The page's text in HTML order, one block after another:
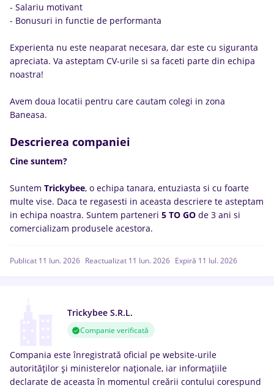
- Salariu motivant
- Bonusuri in functie de performanta
Experienta nu este neaparat necesara, dar este cu siguranta
apreciata. Va asteptam CV-urile si sa faceti parte din echipa
noastra!
Avem doua locatii pentru care cautam colegi in zona
Baneasa.
Descrierea companiei
Cine suntem?
Suntem Trickybee, o echipa tanara, entuziasta si cu foarte
multe vise. Daca te regasesti in aceasta descriere te asteptam
in echipa noastra. Suntem parteneri 5 TO GO de 3 ani si
comercializam produsele acestora.
Publicat 11 Iun. 2026 Reactualizat 11 Iun. 2026 Expiră 11 Iul. 2026
Trickybee S.R.L.
Companie verificată
Compania este înregistrată oficial pe website-urile
autorităților și ministerelor naționale, iar informațiile
declarate de aceasta în momentul creării contului corespund